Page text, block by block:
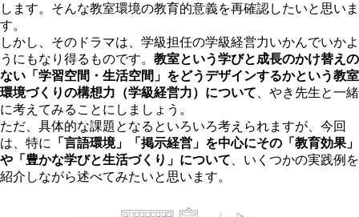
します。そんな教室環境の教育的意義を再確認したいと思いま
す。
しかし、そのドラマは、学級担任の学級経営力いかんでいかよ
うにもなり得るものです。 教室という学びと成長のかけ替えの
ない「学習空間・生活空間」をどうデザインするかという教室
環境づくりの構想力（学級経営力）について 、やき先生と一緒
に考えてみることにしましょう。
ただ、具体的な課題となるといろいろ考えられますが、今回
は、特に
「言語環境」「掲示経営」を中心にその「教育効果」
や「豊かな学びと生活づくり」について 、いくつかの実践例を
紹介しながら述べてみたいと思います。